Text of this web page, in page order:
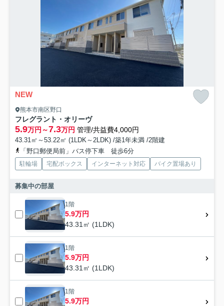
NEW
熊本市南区野口
フレグラント・オリーヴ
5.9万円～7.3万円 管理/共益費4,000円
43.31㎡～53.22㎡ (1LDK～2LDK) /築1年未満 /2階建
「野口郵便局前」バス停下車 徒歩6分
駐輪場 宅配ボックス インターネット対応 バイク置場あり
募集中の部屋
1階
5.9万円
43.31㎡ (1LDK)
1階
5.9万円
43.31㎡ (1LDK)
1階
5.9万円